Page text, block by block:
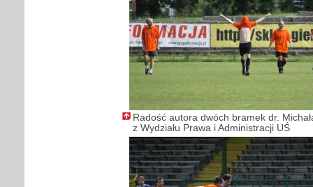
Radość autora dwóch bramek dr.
z Wydziału Prawa i Administracji UŚ